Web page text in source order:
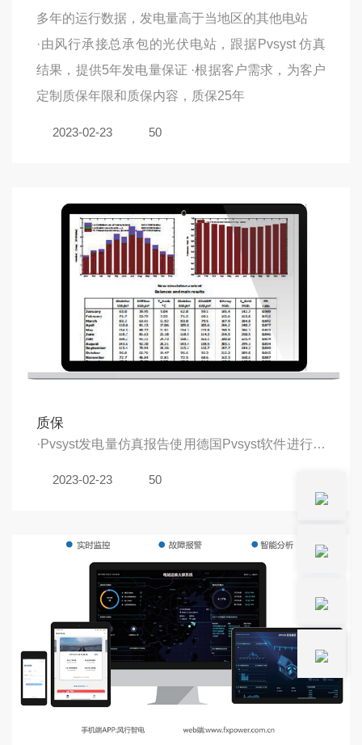
多年的运行数据，发电量高于当地区的其他电站
·由风行承接总承包的光伏电站，跟据Pvsyst 仿真
结果，提供5年发电量保证 ·根据客户需求，为客户
定制质保年限和质保内容，质保25年
2023-02-23 50
质保
·Pvsyst发电量仿真报告使用德国Pvsyst软件进行电
·国内多年的历史运行数据风行所建国内电站，已有
·由风行承接总承包的光伏电站，跟据Pvsyst 仿真
结果，提供5年发电量保证 ·根据客户需求，为客户
定制质保年限和质保内容，质保25年
2023-02-23 50